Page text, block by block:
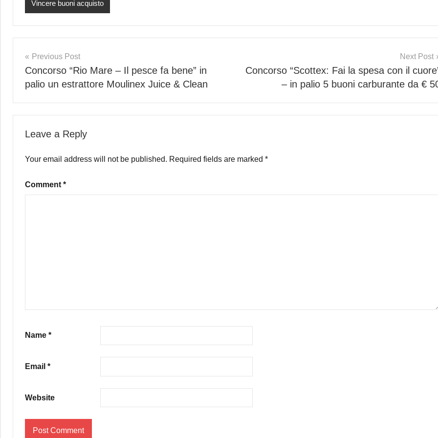
Vincere buoni acquisto
Post
navigation
Previous Post
Concorso “Rio Mare – Il pesce fa bene” in
palio un estrattore Moulinex Juice & Clean
Next Post
Concorso “Scottex: Fai la spesa con il
– in palio 5 buoni carburante da €
Leave a Reply
Your email address will not be published. Required fields are marked *
Comment *
Name *
Email *
Website